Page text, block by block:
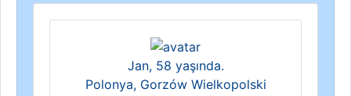
Jan, 58 yaşında.
Polonya, Gorzów Wielkopolski